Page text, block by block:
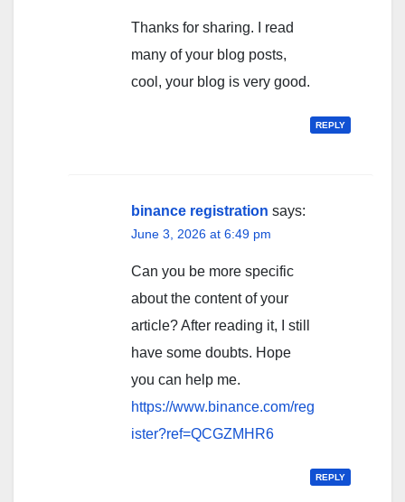
Thanks for sharing. I read
many of your blog posts,
cool, your blog is very good.
REPLY
binance registration says:
June 3, 2026 at 6:49 pm
Can you be more specific
about the content of your
article? After reading it, I still
have some doubts. Hope
you can help me.
https://www.binance.com/reg
ister?ref=QCGZMHR6
REPLY